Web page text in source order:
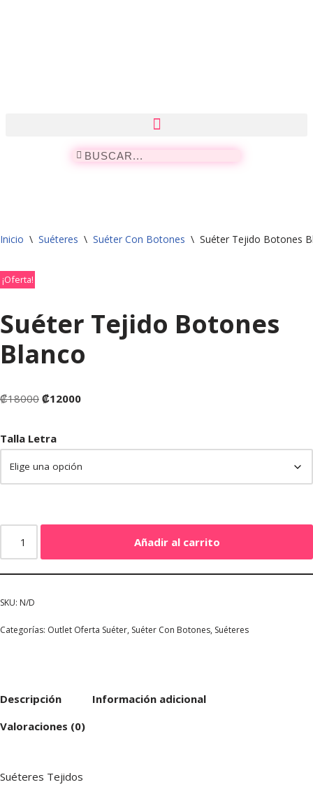
Inicio \ Suéteres \ Suéter Con Botones \ Suéter Tejido Botones
¡Oferta!
Suéter Tejido Botones
Blanco
₡18000 ₡12000
Talla Letra
Añadir al carrito
SKU: N/D
Categorías: Outlet Oferta Suéter, Suéter Con Botones, Suéteres
Descripción
Información adicional
Valoraciones (0)
Suéteres Tejidos